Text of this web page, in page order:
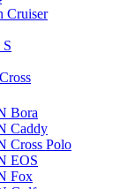
Cruiser
Bora
Caddy
Cross Polo
EOS
Fox